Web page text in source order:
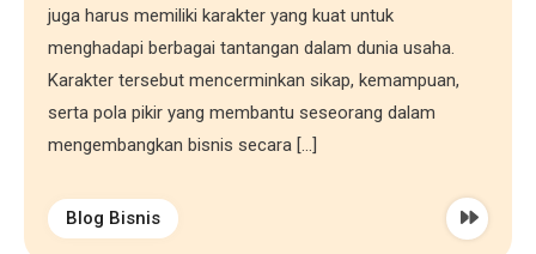
juga harus memiliki karakter yang kuat untuk
menghadapi berbagai tantangan dalam dunia usaha.
Karakter tersebut mencerminkan sikap, kemampuan,
serta pola pikir yang membantu seseorang dalam
mengembangkan bisnis secara […]
Blog Bisnis